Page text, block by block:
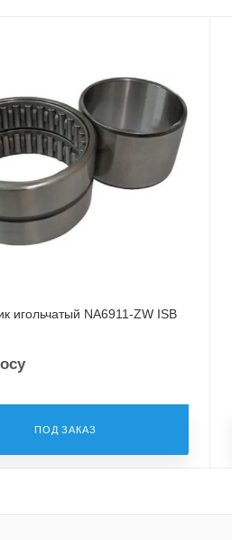
игольчатый NA6911-ZW ISB
ПОД ЗАКАЗ